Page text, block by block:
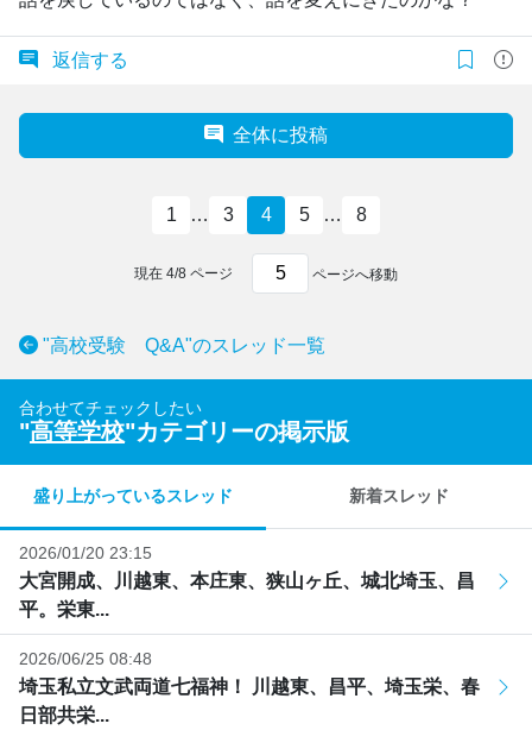
返信する
全体に投稿
1 … 3 4 5 … 8
現在 4/8 ページ ページへ移動
"高校受験 Q&A"のスレッド一覧
合わせてチェックしたい
"高等学校"カテゴリーの掲示版
盛り上がっているスレッド 新着スレッド
2026/01/20 23:15
大宮開成、川越東、本庄東、狭山ヶ丘、城北埼玉、昌
平。栄東...
2026/06/25 08:48
埼玉私立文武両道七福神！ 川越東、昌平、埼玉栄、春
日部共栄...